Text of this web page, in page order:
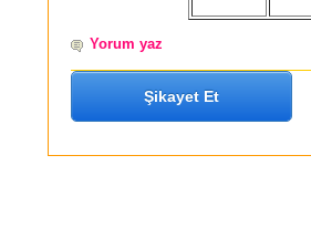
Yorum yaz
Şikayet Et